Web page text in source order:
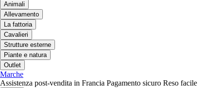
Animali
Allevamento
La fattoria
Cavalieri
Strutture esterne
Piante e natura
Outlet
Marche
Assistenza post-vendita in Francia Pagamento sicuro Reso facile